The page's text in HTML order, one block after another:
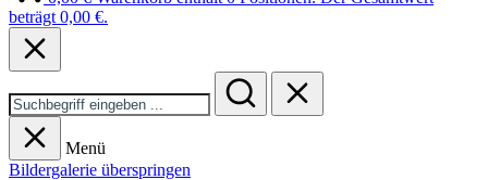
beträgt 0,00 €.
Menü
Bildergalerie überspringen